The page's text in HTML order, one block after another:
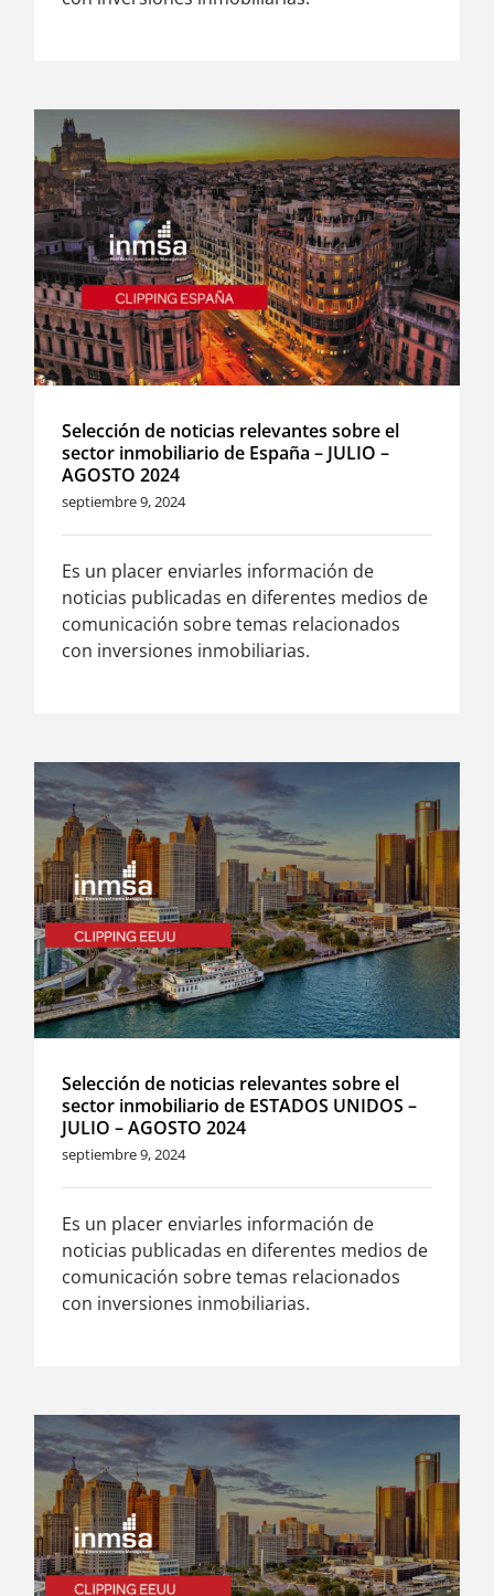
Selección de noticias relevantes sobre el
sector inmobiliario de España – JULIO –
AGOSTO 2024
septiembre 9, 2024
Es un placer enviarles información de
noticias publicadas en diferentes medios de
comunicación sobre temas relacionados
con inversiones inmobiliarias.
Selección de noticias relevantes sobre el
sector inmobiliario de ESTADOS UNIDOS –
JULIO – AGOSTO 2024
septiembre 9, 2024
Es un placer enviarles información de
noticias publicadas en diferentes medios de
comunicación sobre temas relacionados
con inversiones inmobiliarias.